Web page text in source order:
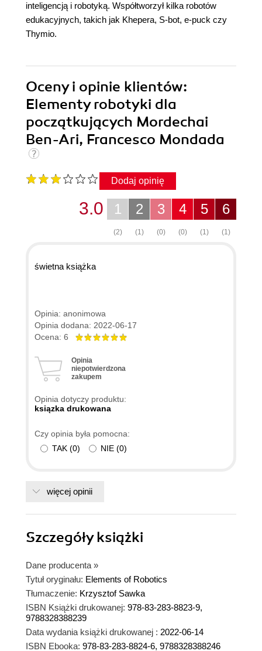
inteligencją i robotyką. Współtworzył kilka robotów
edukacyjnych, takich jak Khepera, S-bot, e-puck czy
Thymio.
Oceny i opinie klientów:
Elementy robotyki dla
początkujących Mordechai
Ben-Ari, Francesco Mondada
Dodaj opinię
6
(1)
5
(1)
4
(0)
3
(0)
2
(1)
1
(2)
3.0
świetna książka
Opinia: anonimowa
Opinia dodana: 2022-06-17
Ocena: 6
Opinia
niepotwierdzona
zakupem
Opinia dotyczy produktu:
ksiązka drukowana
Czy opinia była pomocna:
TAK (0) NIE (0)
więcej opinii
Szczegółyksiążki
Dane producenta »
Tytuł oryginału: Elements of Robotics
Tłumaczenie: Krzysztof Sawka
ISBN Książki drukowanej: 978-83-283-8823-9,
9788328388239
Data wydania książki drukowanej : 2022-06-14
ISBN Ebooka: 978-83-283-8824-6, 9788328388246